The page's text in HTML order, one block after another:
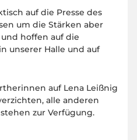
auf die Presse des
um die Stärken aber
hoffen auf die
unserer Halle und auf
auf Lena Leißnig
alle anderen
zur Verfügung.